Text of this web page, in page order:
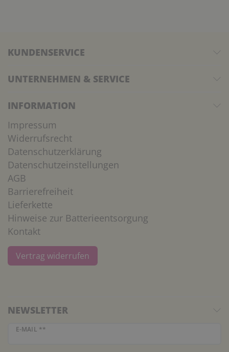
KUNDENSERVICE
UNTERNEHMEN & SERVICE
INFORMATION
Impressum
Widerrufsrecht
Datenschutzerklärung
Datenschutzeinstellungen
AGB
Barrierefreiheit
Lieferkette
Hinweise zur Batterieentsorgung
Kontakt
Vertrag widerrufen
NEWSLETTER
E-MAIL **
Newsletter Honig